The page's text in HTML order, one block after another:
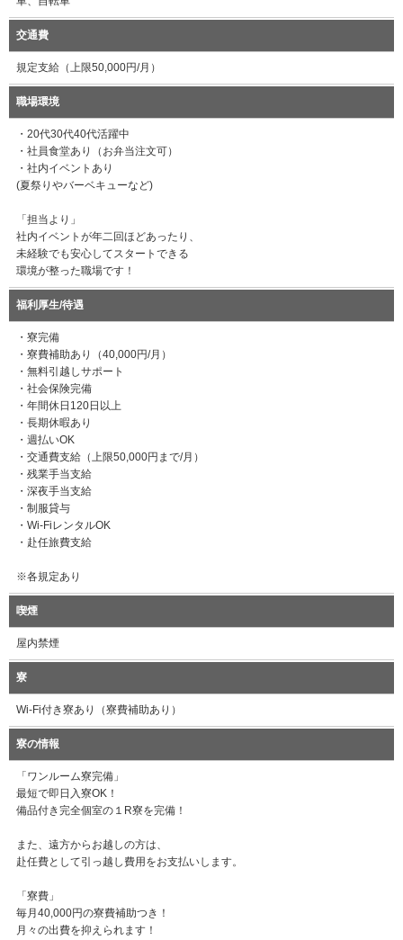
交通費
規定支給（上限50,000円/月）
職場環境
・20代30代40代活躍中
・社員食堂あり（お弁当注文可）
・社内イベントあり
(夏祭りやバーベキューなど)
「担当より」
社内イベントが年二回ほどあったり、
未経験でも安心してスタートできる
環境が整った職場です！
福利厚生/待遇
・寮完備
・寮費補助あり（40,000円/月）
・無料引越しサポート
・社会保険完備
・年間休日120日以上
・長期休暇あり
・週払いOK
・交通費支給（上限50,000円まで/月）
・残業手当支給
・深夜手当支給
・制服貸与
・Wi-FiレンタルOK
・赴任旅費支給
※各規定あり
喫煙
屋内禁煙
寮
Wi-Fi付き寮あり（寮費補助あり）
寮の情報
「ワンルーム寮完備」
最短で即日入寮OK！
備品付き完全個室の１R寮を完備！
また、遠方からお越しの方は、
赴任費として引っ越し費用をお支払いします。
「寮費」
毎月40,000円の寮費補助つき！
月々の出費を抑えられます！